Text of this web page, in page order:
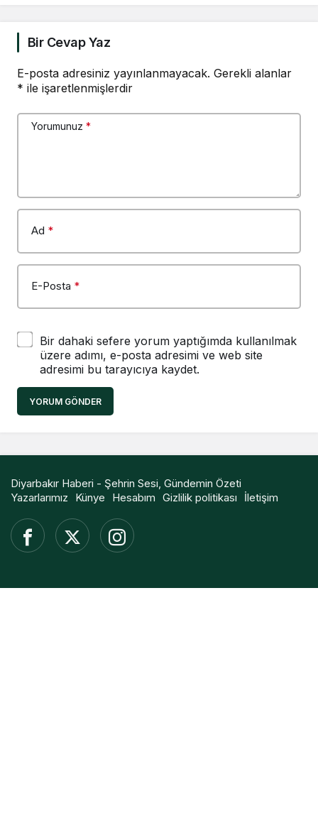
Bir Cevap Yaz
E-posta adresiniz yayınlanmayacak. Gerekli alanlar
* ile işaretlenmişlerdir
Yorumunuz *
Ad *
E-Posta *
Bir dahaki sefere yorum yaptığımda kullanılmak
üzere adımı, e-posta adresimi ve web site
adresimi bu tarayıcıya kaydet.
YORUM GÖNDER
Diyarbakır Haberi - Şehrin Sesi, Gündemin Özeti
Yazarlarımız
Künye Hesabım Gizlilik politikası İletişim